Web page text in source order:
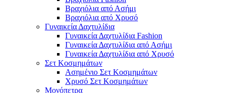
Βραχιόλια από Ασήμι
Βραχιόλια από Χρυσό
Γυναικεία Δαχτυλίδια
Γυναικεία Δαχτυλίδια Fashion
Γυναικεία Δαχτυλίδια από Ασήμι
Γυναικεία Δαχτυλίδια από Χρυσό
Σετ Κοσμημάτων
Ασημένιο Σετ Κοσμημάτων
Χρυσό Σετ Κοσμημάτων
Μονόπετρα